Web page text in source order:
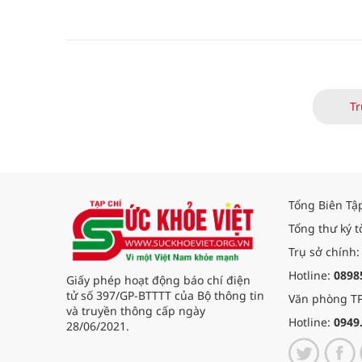
Giấy phép hoạt động báo chí điện
tử số 397/GP-BTTTT của Bộ thông tin
và truyền thông cấp ngày
28/06/2021.
Tổng Biên
Tổng thư ký
Trụ sở chính:
Hotline:
Văn phòng
Hotline: